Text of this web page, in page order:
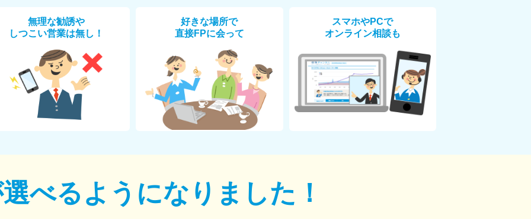
無理な勧誘や
しつこい営業は無し！
好きな場所で
直接FPに会って
スマホやPCで
オンライン相談も
べるようになりました！